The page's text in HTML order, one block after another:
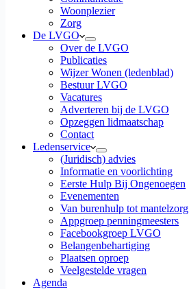
Woonplezier
Zorg
De LVGO
Over de LVGO
Publicaties
Wijzer Wonen (ledenblad)
Bestuur LVGO
Vacatures
Adverteren bij de LVGO
Opzeggen lidmaatschap
Contact
Ledenservice
(Juridisch) advies
Informatie en voorlichting
Eerste Hulp Bij Ongenoegen
Evenementen
Van burenhulp tot mantelzorg
Appgroep penningmeesters
Facebookgroep LVGO
Belangenbehartiging
Plaatsen oproep
Veelgestelde vragen
Agenda